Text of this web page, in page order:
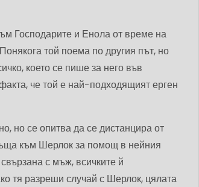
Господарите и Енола от време на
той поема по другия път, но
което се пише за него във
че той е най-подходящият ерген
но се опитва да се дистанцира от
към Шерлок за помощ в нейния
с мъж, всичките й
тя разреши случай с Шерлок, цялата